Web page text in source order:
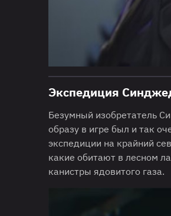
Экспедиция
Безумный изобретатель
образу в игре был и так
экспедиции на крайний
какие обитают в лесном
канистры ядовитого газа.